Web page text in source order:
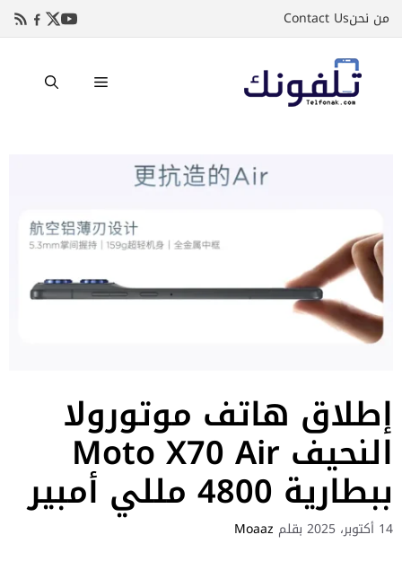
إلىمن نحنContact Us
القائمة
إطلاق هاتف موتورولا
النحيف Moto X70 Air
ببطارية 4800 مللي أمبير
14 أكتوبر، 2025 بقلم Moaaz